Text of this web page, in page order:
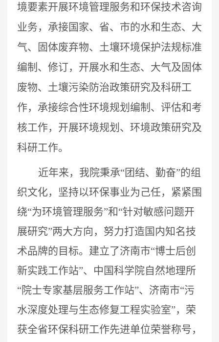
境要素开展环境管理服务和环保技术咨询
业务，承接国家、省、市的水和生态、大
气、固体废弃物、土壤环境保护法规标准
编制、修订，开展水和生态、大气及固体
废物、土壤污染防治政策研究及科研工
作，承接综合性环境规划编制、评估和考
核工作，开展环境规划、环境政策研究及
科研工作。
近年来，我院秉承“团结、勤奋”的组
织文化，坚持以环保事业为己任，紧紧围
绕“为环境管理服务”和“针对敏感问题开
展研究”两大方向，努力打造国内知名技
术品牌的目标。建立了济南市“博士后创
新实践工作站”、中国科学院自然地理所
“院士专家基层服务工作站”、济南市“污
水深度处理与生态修复工程实验室”，荣
获全省环保科研工作先进单位荣誉称号，